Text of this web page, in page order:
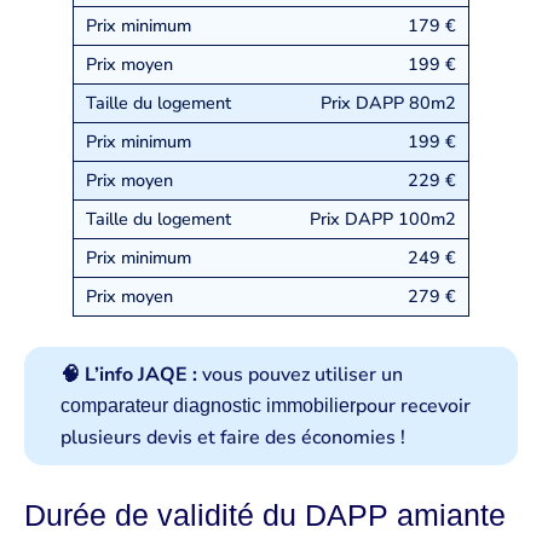
179 €
199 €
Prix DAPP 80m2
199 €
229 €
Prix DAPP 100m2
249 €
279 €
🧠 L’info JAQE :vous pouvez utiliser un
comparateur diagnostic immobilierpour recevoir
plusieurs devis et faire des économies !
Durée de validité du DAPP amiante